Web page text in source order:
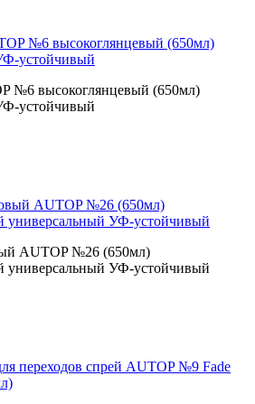
№6 высокоглянцевый (650мл)
устойчивый
AUTOP №26 (650мл)
универсальный УФ-устойчивый